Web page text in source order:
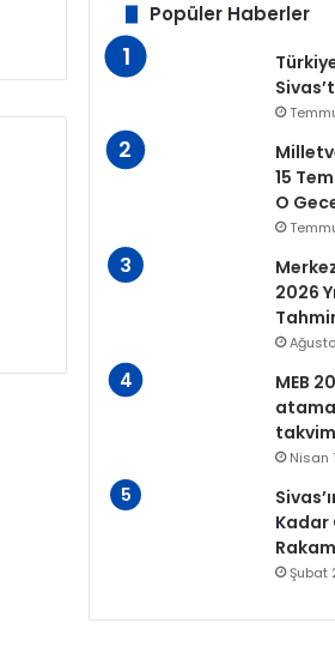
Popüler Haberler
15
O
2026
MEB
Nisan
Kadar
Şubat